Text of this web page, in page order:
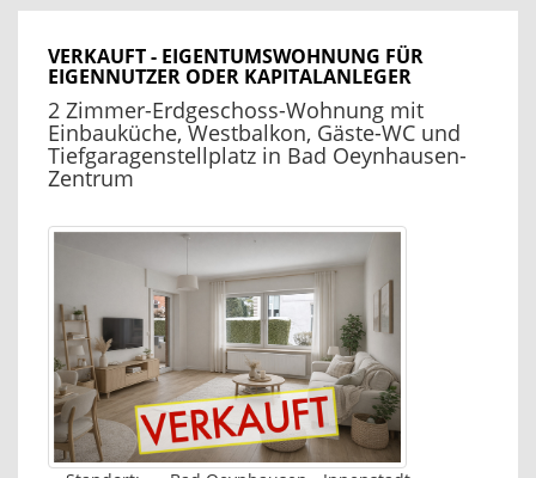
VERKAUFT - EIGENTUMSWOHNUNG FÜR
EIGENNUTZER ODER KAPITALANLEGER
2 Zimmer-Erdgeschoss-Wohnung mit
Einbauküche, Westbalkon, Gäste-WC und
Tiefgaragenstellplatz in Bad Oeynhausen-
Zentrum